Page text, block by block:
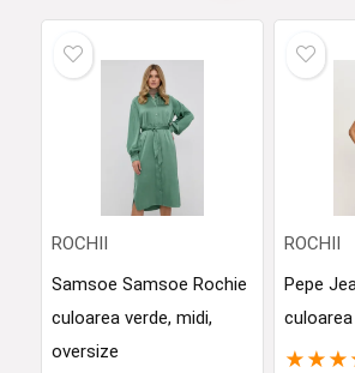
ROCHII
Samsoe Samsoe Rochie
culoarea verde, midi,
oversize
ROCHII
Pepe
★ ★ ★